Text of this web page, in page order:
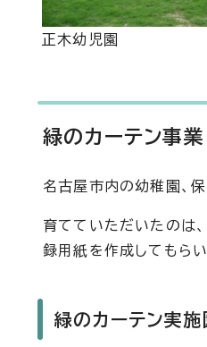
正木幼児園
緑のカーテン事業
名古屋市内の幼稚園、
育てていただいたのは
録用紙を作成してもらい
緑のカーテン実施